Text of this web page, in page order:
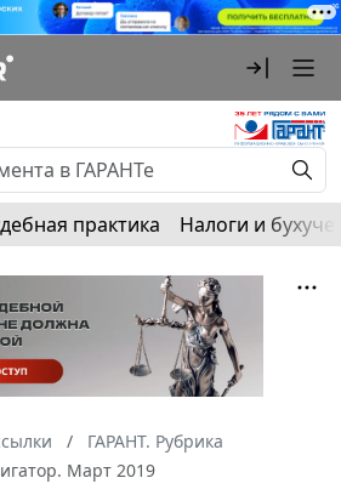
практика Налоги и
ГАРАНТ. Рубрика
Март 2019